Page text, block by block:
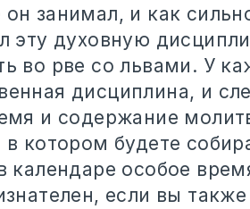
занимал, и как
эту духовную
во рве со львами. У
дисциплина, и
и содержание
котором будете
календаре особое
если вы